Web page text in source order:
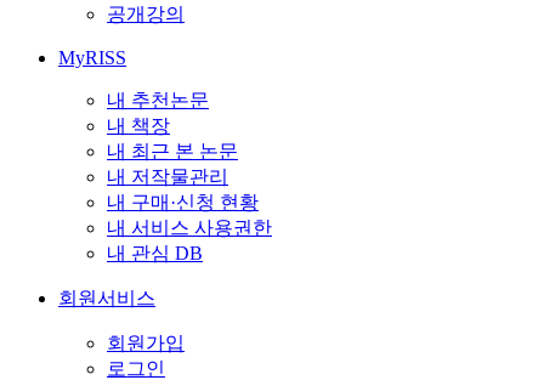
공개강의
MyRISS
내 추천논문
내 책장
내 최근 본 논문
내 저작물관리
내 구매·신청 현황
내 서비스 사용권한
내 관심 DB
회원서비스
회원가입
로그인